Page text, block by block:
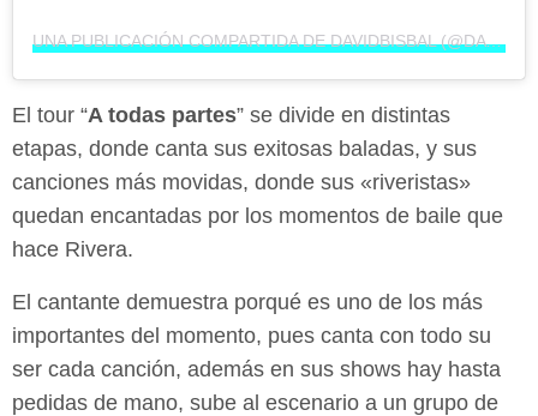
UNA PUBLICACIÓN COMPARTIDA DE DAVIDBISBAL (@DAVIDBISBAL)
El tour “A todas partes” se divide en distintas
etapas, donde canta sus exitosas baladas, y sus
canciones más movidas, donde sus «riveristas»
quedan encantadas por los momentos de baile que
hace Rivera.
El cantante demuestra porqué es uno de los más
importantes del momento, pues canta con todo su
ser cada canción, además en sus shows hay hasta
pedidas de mano, sube al escenario a un grupo de